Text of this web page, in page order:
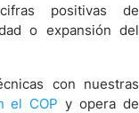
positivas de
o expansión del
con nuestras
el COP y opera de